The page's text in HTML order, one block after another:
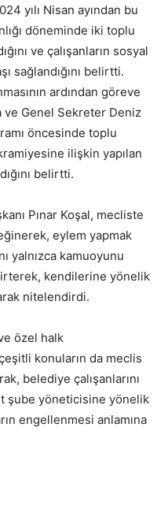
yılı Nisan ayından bu
döneminde iki toplu
ve çalışanların sosyal
sağlandığını belirtti.
ardından göreve
ve Genel Sekreter Deniz
öncesinde toplu
ilişkin yapılan
belirtti.
Pınar Koşal, mecliste
eylem yapmak
yalnızca kamuoyunu
kendilerine yönelik
nitelendirdi.
özel halk
konuların da meclis
belediye çalışanlarını
şube yöneticisine yönelik
engellenmesi anlamına